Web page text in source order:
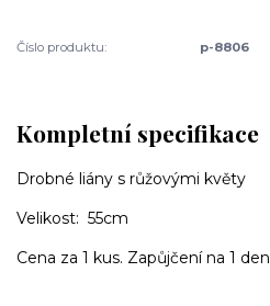
Číslo produktu: p-8806
Kompletní specifikace
Drobné liány s růžovými květy
Velikost: 55cm
Cena za 1 kus. Zapůjčení na 1 den